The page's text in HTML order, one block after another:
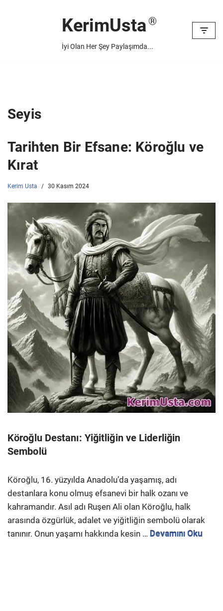
KerimUsta
İyi Olan Her Şey Paylaşımda...
Seyis
Tarihten Bir Efsane: Köroğlu ve
Kırat
Kerim Usta 30 Kasım 2024
Köroğlu Destanı: Yiğitliğin ve Liderliğin
Sembolü
Köroğlu, 16. yüzyılda Anadolu’da yaşamış, adı
destanlara konu olmuş efsanevi bir halk ozanı ve
kahramandır. Asıl adı Ruşen Ali olan Köroğlu, halk
arasında özgürlük, adalet ve yiğitliğin sembolü olarak
tanınır. Onun yaşamı hakkında kesin … Devamını Oku